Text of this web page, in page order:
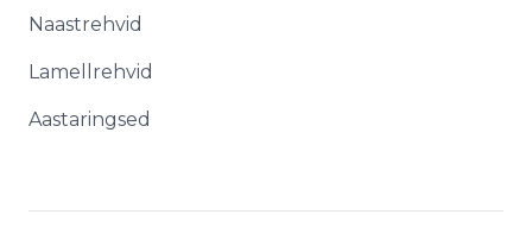
Naastrehvid
Lamellrehvid
Aastaringsed